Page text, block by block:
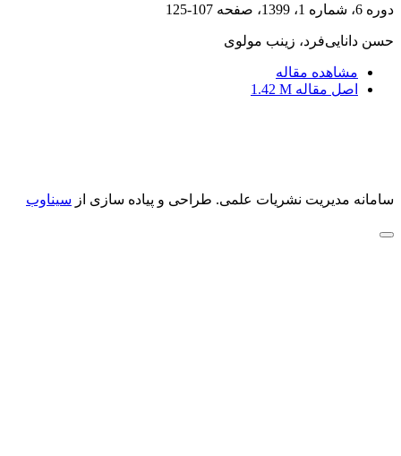
دوره 6، شماره 1، 1399، صفحه 107-125
حسن دانایی‌فرد، زینب مولوی
مشاهده مقاله
اصل مقاله 1.42 M
سامانه مدیریت نشریات علمی. طراحی و پیاده سازی از سیناوب